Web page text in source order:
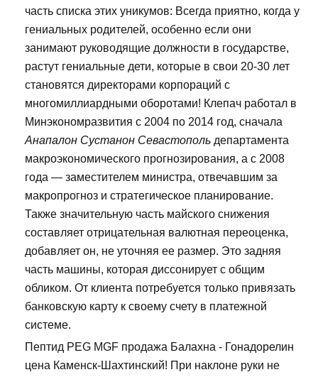
часть списка этих уникумов: Всегда приятно, когда у
гениальных родителей, особенно если они
занимают руководящие должности в государстве,
растут гениальные дети, которые в свои 20-30 лет
становятся директорами корпораций с
многомиллиардными оборотами! Клепач работал в
Минэкономразвития с 2004 по 2014 год, сначала
Анапалон Сустанон Севастополь департамента
макроэкономического прогнозирования, а с 2008
года — заместителем министра, отвечавшим за
макропрогноз и стратегическое планирование.
Также значительную часть майского снижения
составляет отрицательная валютная переоценка,
добавляет он, не уточняя ее размер. Это задняя
часть машины, которая диссонирует с общим
обликом. От клиента потребуется только привязать
банковскую карту к своему счету в платежной
системе.
Пептид PEG MGF продажа Балахна - Гонадорелин
цена Каменск-Шахтинский! При наклоне руки не